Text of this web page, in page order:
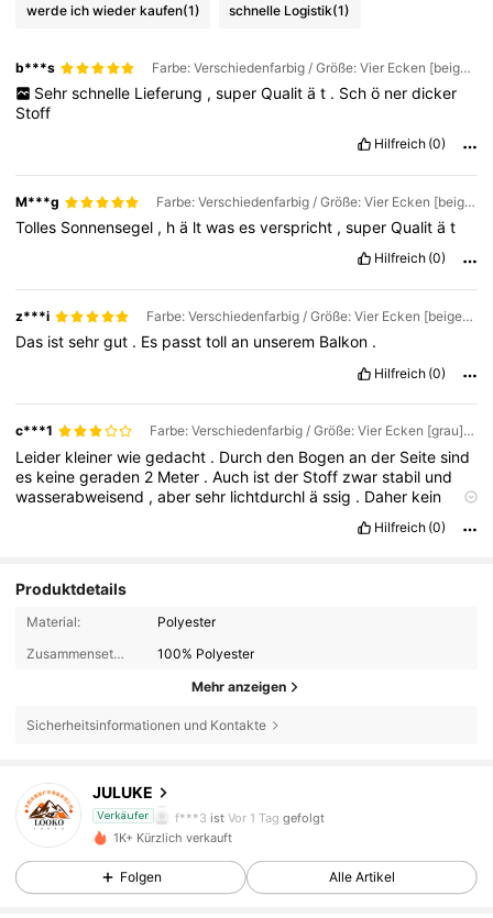
werde ich wieder kaufen(1) schnelle Logistik(1)
b***s Farbe: Verschiedenfarbig / Größe: Vier Ecken [beige] 400*400cm
Sehr schnelle Lieferung , super Qualit ä t . Sch ö ner dicker
Stoff
Hilfreich (0)
M***g Farbe: Verschiedenfarbig / Größe: Vier Ecken [beige] 400*600cm
Tolles Sonnensegel , hä ltwasesverspricht ,superQualität
Hilfreich (0)
z***i Farbe: Verschiedenfarbig / Größe: Vier Ecken [beige] 150x200cm
Das istsehrgut . Es passttollan unserem Balkon .
Hilfreich (0)
c***1 Farbe: Verschiedenfarbig / Größe: Vier Ecken [grau] 200*400cm
Leider kleinerwiegedacht . Durchden Bogenander Seitesind
es keinegeraden 2 Meter .Auch istder Stoff zwarstabil und
wasserabweisend ,abersehr lichtdurchlässig . Daher kein
Hilfreich (0)
Produktdetails
Material:
Polyester
Zusammensetzung:
100% Polyester
Mehr anzeigen
Sicherheitsinformationen und Kontakte
JULUKE
Verkäufer
4,61 232 Follower
f***3 ist Vor 1 Tag gefolgt
4,61
232 Follower
232 Follower
1K+ Kürzlich verkauft
Folgen Alle Artikel